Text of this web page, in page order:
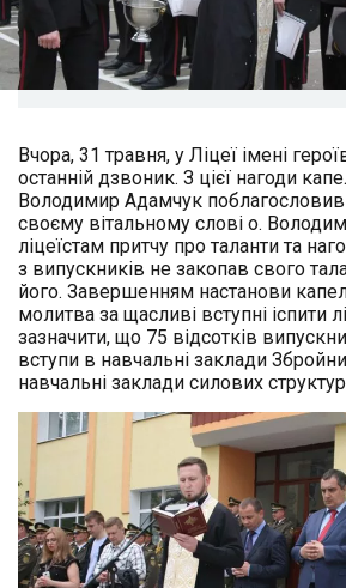
Вчора, 31 травня, у Ліцеї імені
останній дзвоник. З цієї нагоди
Володимир Адамчук
своєму вітальному слові о.
ліцеїстам притчу про таланти та
з випускників не закопав свого
його. Завершенням настанови
молитва за щасливі вступні іспити
зазначити, що 75 відсотків
вступи в навчальні заклади
навчальні заклади силових